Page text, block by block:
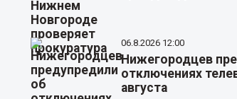
06.8.2026 12:00
Нижегородцев
отключениях
августа